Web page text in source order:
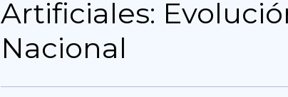
Artificiales:
Nacional